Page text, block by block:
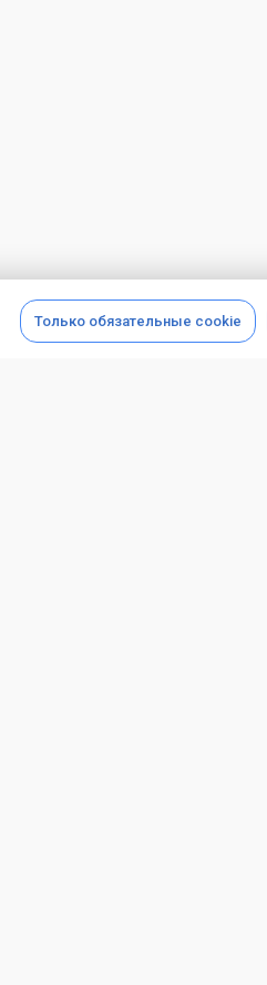
Только обязательные cookie